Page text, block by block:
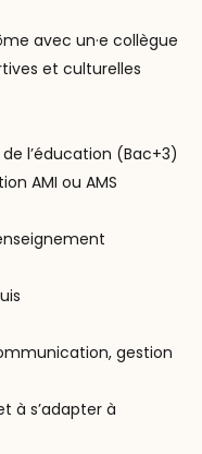
avec un·e collègue
et culturelles
l’éducation (Bac+3)
AMI ou AMS
gestion
à s’adapter à